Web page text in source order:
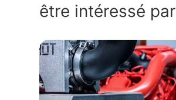
être intéressé par